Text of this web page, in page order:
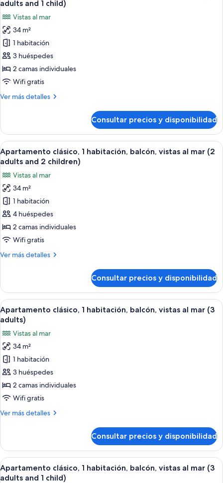
al
mar
(2
adults)
fotos
de
Apartamento
clásico,
1
habitación,
vistas
(2
adults
and
1
child)
adults and 1 child)
Vistas al mar
34 m²
1 habitación
3 huéspedes
2 camas individuales
Wifi gratis
Ver más detalles
Más
clásico,
habitación,
balcón,
al
mar
(2
adults
and
child)
Consultar precios y disponibilidad
Abrir
todas
fotos
de
Apartamento
clásico,
1
habitación,
vistas
(2
adults
and
2
children)
Caja fuerte, wifi gratis, ropa de cama
9
Apartamento clásico, 1 habitación, balcón, vistas al mar (2
adults and 2 children)
Vistas al mar
34 m²
1 habitación
4 huéspedes
2 camas individuales
Wifi gratis
Ver más detalles
Más
clásico,
habitación,
balcón,
al
mar
(2
adults
and
children)
Consultar precios y disponibilidad
Abrir
todas
fotos
de
Apartamento
clásico,
1
habitación,
vistas
(3
adults)
Caja fuerte, wifi gratis, ropa de cama
9
Apartamento clásico, 1 habitación, balcón, vistas al mar (3
adults)
Vistas al mar
34 m²
1 habitación
3 huéspedes
2 camas individuales
Wifi gratis
Ver más detalles
Más
clásico,
habitación,
balcón,
Consultar precios y disponibilidad
Abrir
todas
Caja fuerte, wifi gratis, ropa de cama
9
Apartamento clásico, 1 habitación, balcón, vistas al mar (3
adults and 1 child)